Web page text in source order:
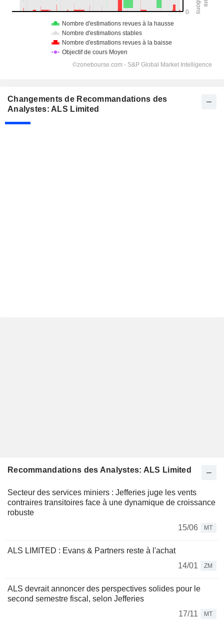
Changements de Recommandations des
Analystes: ALS Limited
Recommandations des Analystes: ALS Limited
Secteur des services miniers : Jefferies juge les vents
contraires transitoires face à une dynamique de croissance
robuste
15/06
MT
ALS LIMITED : Evans & Partners reste à l'achat
14/01
ZM
ALS devrait annoncer des perspectives solides pour le
second semestre fiscal, selon Jefferies
17/11
MT